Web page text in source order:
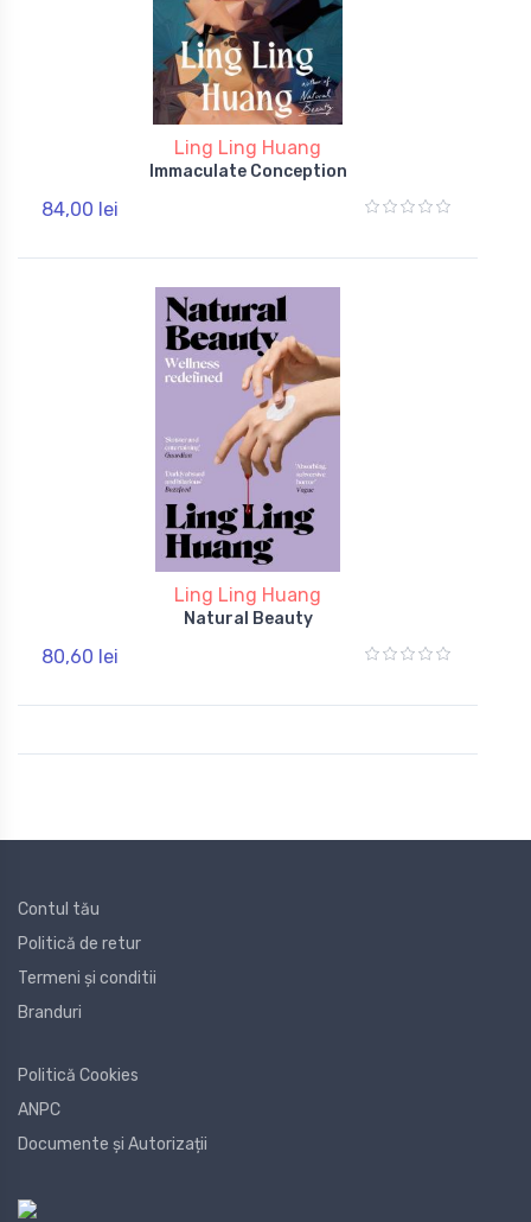
Ling Ling Huang
Immaculate Conception
84,00 lei
Ling Ling Huang
Natural Beauty
80,60 lei
Contul tău
Politică de retur
Termeni și conditii
Branduri
Politică Cookies
ANPC
Documente și Autorizații